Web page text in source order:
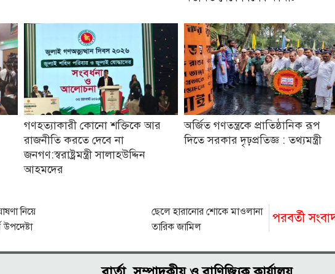
গণহত্যাকারী কোনো শক্তিকে আর
রাজনীতি করতে দেবে না
জনগণ:স্বরাষ্ট্রমন্ত্রী সালাহউদ্দিন
আহমদের
অর্জিত গণতন্ত্রকে প্রাতিষ্ঠানিক রূপ
দিতে সরকার দৃঢ়প্রতিজ্ঞ : তথ্যমন্ত্রী
নিয়ে
পরবর্তী
ছেলে হারানোর শোকে মাওলানা
তারিক জামিল